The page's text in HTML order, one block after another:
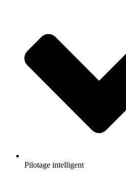
Pilotage intelligent